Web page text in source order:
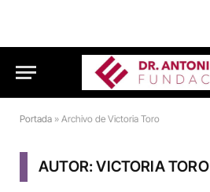
Portada » Archivo de Victoria Toro
AUTOR: VICTORIA TORO